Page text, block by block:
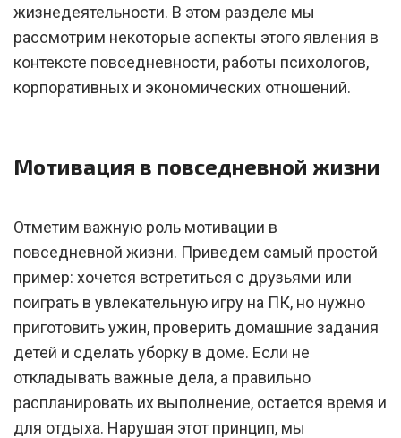
жизнедеятельности. В этом разделе мы
рассмотрим некоторые аспекты этого явления в
контексте повседневности, работы психологов,
корпоративных и экономических отношений.
Мотивация в повседневной жизни
Отметим важную роль мотивации в
повседневной жизни. Приведем самый простой
пример: хочется встретиться с друзьями или
поиграть в увлекательную игру на ПК, но нужно
приготовить ужин, проверить домашние задания
детей и сделать уборку в доме. Если не
откладывать важные дела, а правильно
распланировать их выполнение, остается время и
для отдыха. Нарушая этот принцип, мы